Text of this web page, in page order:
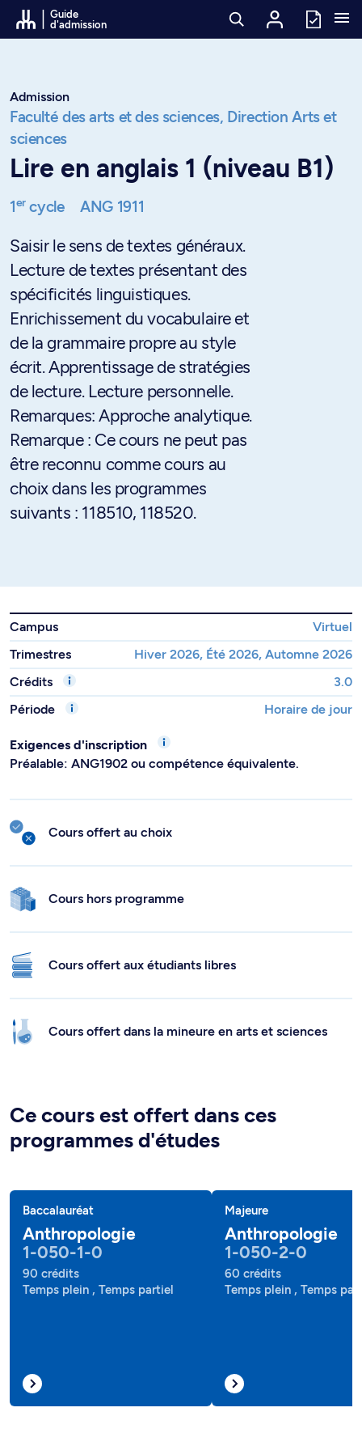
Passer au contenu
Guide
d'admission
Admission
Faculté des arts et des sciences, Direction Arts et
sciences
Lire en anglais 1 (niveau B1)
1ercycle ANG 1911
Saisir le sens de textes généraux.
Lecture de textes présentant des
spécificités linguistiques.
Enrichissement du vocabulaire et
de la grammaire propre au style
écrit. Apprentissage de stratégies
de lecture. Lecture personnelle.
Remarques: Approche analytique.
Remarque : Ce cours ne peut pas
être reconnu comme cours au
choix dans les programmes
suivants : 118510, 118520.
Campus
Virtuel
Trimestres
Hiver 2026, Été 2026, Automne 2026
Crédits
3.0
Période
Horaire de jour
Exigences d'inscription
Préalable: ANG1902 ou compétence équivalente.
Cours offert au choix
Cours hors programme
Cours offert aux étudiants libres
Cours offert dans la mineure en arts et sciences
Ce cours est offert dans ces
programmes d'études
Baccalauréat
Anthropologie
1-050-1-0
90 crédits
Temps plein , Temps partiel
Majeure
Anthropologie
1-050-2-0
60 crédits
Temps plein , Temps